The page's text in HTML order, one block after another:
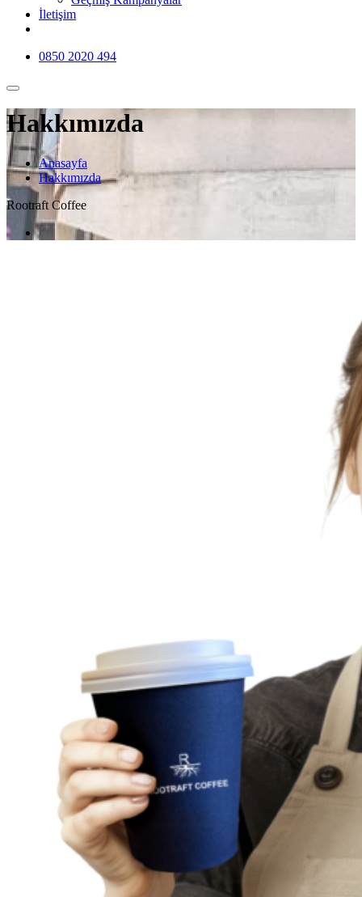
İletişim
0850 2020 494
Hakkımızda
Anasayfa
Hakkımızda
Rootraft Coffee